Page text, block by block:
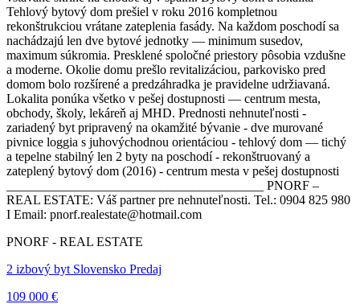
Tehlový bytový dom prešiel v roku 2016 kompletnou
rekonštrukciou vrátane zateplenia fasády. Na každom poschodí sa
nachádzajú len dve bytové jednotky — minimum susedov,
maximum súkromia. Presklené spoločné priestory pôsobia vzdušne
a moderne. Okolie domu prešlo revitalizáciou, parkovisko pred
domom bolo rozšírené a predzáhradka je pravidelne udržiavaná.
Lokalita ponúka všetko v pešej dostupnosti — centrum mesta,
obchody, školy, lekáreň aj MHD. Prednosti nehnuteľnosti -
zariadený byt pripravený na okamžité bývanie - dve murované
pivnice loggia s juhovýchodnou orientáciou - tehlový dom — tichý
a tepelne stabilný len 2 byty na poschodí - rekonštruovaný a
zateplený bytový dom (2016) - centrum mesta v pešej dostupnosti
________________________________________ PNORF –
REAL ESTATE: Váš partner pre nehnuteľnosti. Tel.: 0904 825 980
I Email: pnorf.realestate@hotmail.com
PNORF - REAL ESTATE
2 izbový byt Slovensko Predaj
109 000 €